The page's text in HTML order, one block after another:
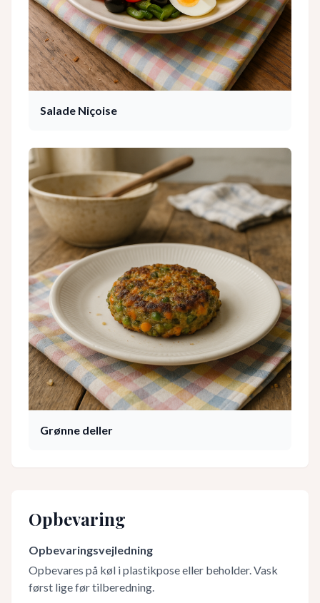
Salade Niçoise
Grønne deller
Opbevaring
Opbevaringsvejledning
Opbevares på køl i plastikpose eller beholder. Vask
først lige før tilberedning.